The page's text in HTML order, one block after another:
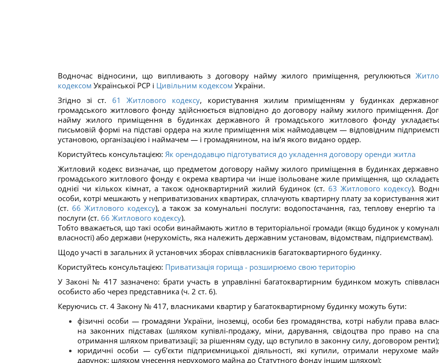
Водночас відносини, що випливають з договору найму жилого приміщення, регулюються
кодексом Української РСР і Цивільним кодексом України.
Згідно зі ст. 61Житлового кодексу, користування жилим приміщенням у будинках
громадського житлового фонду здійснюється відповідно до договору найму жилого приміщення.
найму жилого приміщення в будинках державного й громадського житлового фонду
письмовій формі на підставі ордера на жиле приміщення між наймодавцем — відповідним
установою, організацією і наймачем — і громадянином, на ім’я якого видано ордер.
Користуйтесь консультацією: Як орендодавцю підготуватися до укладення договору оренди житла
Житловий кодекс визначає, що предметом договору найму жилого приміщення в будинках
громадського житлового фонду є окрема квартира чи інше ізольоване жиле приміщення, що
однієї чи кількох кімнат, а також одноквартирний жилий будинок (ст. 63 Житлового кодексу).
особи, котрі мешкають у неприватизованих квартирах, сплачують квартирну плату за користування
(ст. 66 Житлового кодексу), а також за комунальні послуги: водопостачання, газ, теплову енергію та
послуги (ст. 66 Житлового кодексу).
Тобто вважається, що такі особи винаймають житло в територіальної громади (якщо будинок у
власності) або держави (нерухомість, яка належить державним установам, відомствам, підприємствам).
Щодо участі в загальних й установчих зборах співвласників багатоквартирного будинку.
Користуйтесь консультацією: Приватизація горища - розширюємо свою територію
У Законі № 417 зазначено: брати участь в управлінні багатоквартирним будинком можуть
особисто або через представника (ч. 2 ст. 6).
Керуючись ст. 4 Закону № 417, власниками квартир у багатоквартирному будинку можуть бути:
фізичні особи — громадяни України, іноземці, особи без громадянства, котрі набули права
на законних підставах (шляхом купівлі-продажу, міни, дарування, свідоцтва про право на
отримання шляхом приватизації; за рішенням суду, що вступило в законну силу, договором ренти);
юридичні особи — суб’єкти підприємницької діяльності, які купили, отримали нерухоме
дарунок; шляхом унесення нерухомого майна до Статутного фонду іншим шляхом);